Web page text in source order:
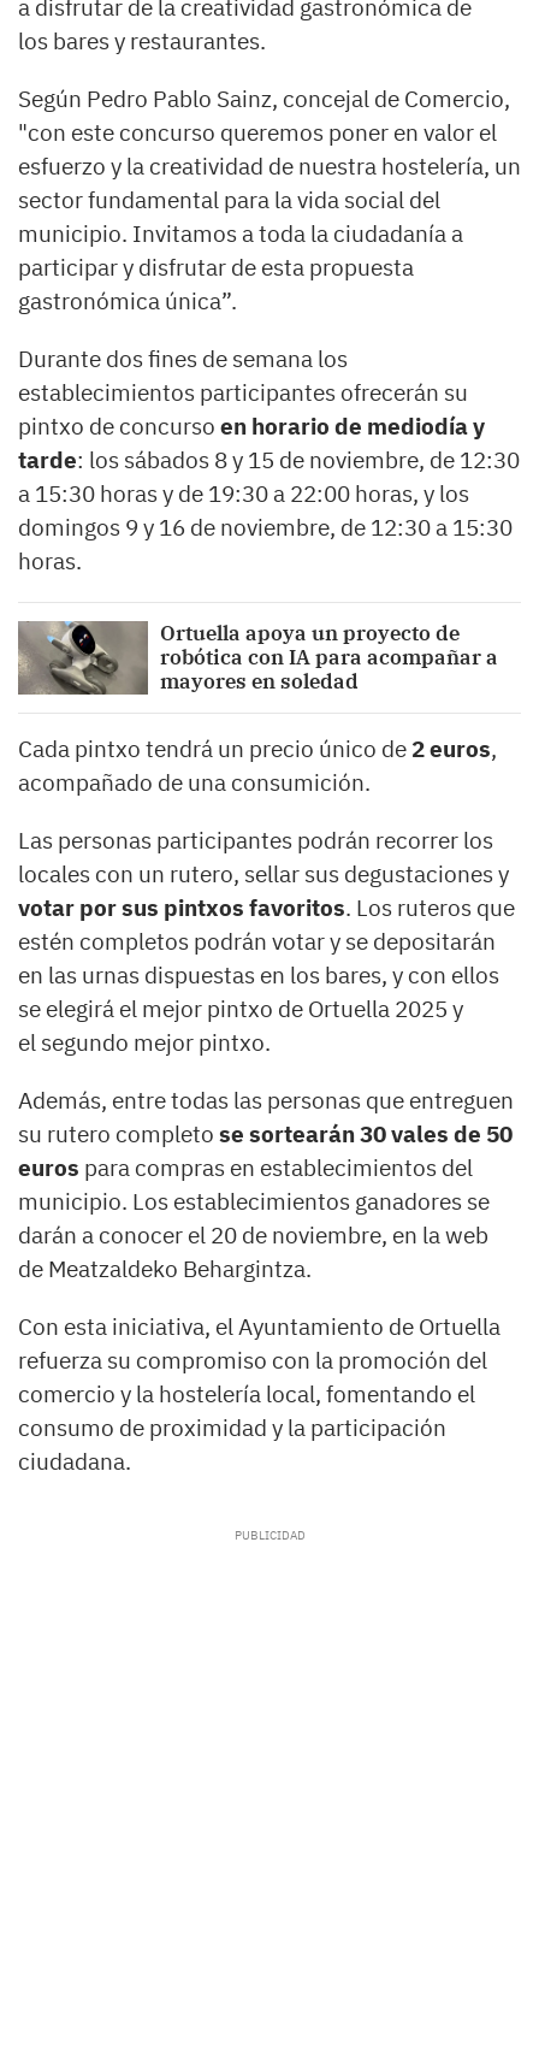
a disfrutar de la creatividad gastronómica de
los bares y restaurantes.
Según Pedro Pablo Sainz, concejal de Comercio,
"con este concurso queremos poner en valor el
esfuerzo y la creatividad de nuestra hostelería, un
sector fundamental para la vida social del
municipio. Invitamos a toda la ciudadanía a
participar y disfrutar de esta propuesta
gastronómica única”.
Durante dos fines de semana los
establecimientos participantes ofrecerán su
pintxo de concurso en horario de mediodía y
tarde: los sábados 8 y 15 de noviembre, de 12:30
a 15:30 horas y de 19:30 a 22:00 horas, y los
domingos 9 y 16 de noviembre, de 12:30 a 15:30
horas.
Ortuella apoya un proyecto de
robótica con IA para acompañar a
mayores en soledad
Cada pintxo tendrá un precio único de 2 euros,
acompañado de una consumición.
Las personas participantes podrán recorrer los
locales con un rutero, sellar sus degustaciones y
votar por sus pintxos favoritos. Los ruteros que
estén completos podrán votar y se depositarán
en las urnas dispuestas en los bares, y con ellos
se elegirá el mejor pintxo de Ortuella 2025 y
el segundo mejor pintxo.
Además, entre todas las personas que entreguen
su rutero completo se sortearán 30 vales de 50
euros para compras en establecimientos del
municipio. Los establecimientos ganadores se
darán a conocer el 20 de noviembre, en la web
de Meatzaldeko Behargintza.
Con esta iniciativa, el Ayuntamiento de Ortuella
refuerza su compromiso con la promoción del
comercio y la hostelería local, fomentando el
consumo de proximidad y la participación
ciudadana.